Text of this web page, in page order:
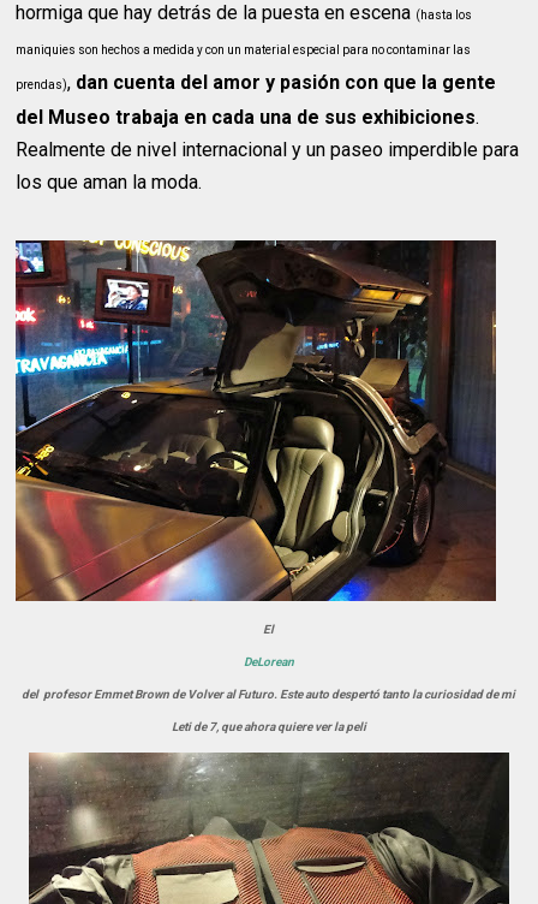
hormiga que hay detrás de la puesta en escena (hasta los
maniquies son hechos a medida y con un material especial para no contaminar las
prendas), dan cuenta del amor y pasión con que la gente
del Museo trabaja en cada una de sus exhibiciones.
Realmente de nivel internacional y un paseo imperdible para
los que aman la moda.
El
DeLorean
del profesor Emmet Brown de Volver al Futuro. Este auto despertó tanto la curiosidad de mi
Leti de 7, que ahora quiere ver la peli